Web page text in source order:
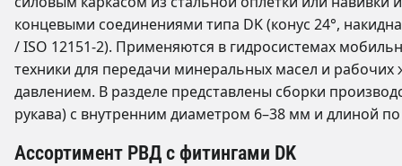
концевыми соединениями типа DK (конус 24°,
/ ISO 12151-2). Применяются в гидросистемах
техники для передачи минеральных масел и рабочих
давлением. В разделе представлены сборки
рукава) с внутренним диаметром 6–38 мм и длиной по
Ассортимент РВД с фитингами DK